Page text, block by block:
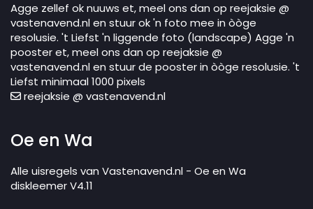
Agge zellef ok nuuws et, meel ons dan op reejaksie @
vastenavend.nl en stuur ok 'n foto mee in òòge
resolusie. 't Liefst 'n liggende foto (landscape) Agge 'n
pooster et, meel ons dan op reejaksie @
vastenavend.nl en stuur de pooster in òòge resolusie. 't
Liefst minimaal 1000 pixels
reejaksie @ vastenavend.nl
Oe en Wa
Alle uisregels van Vastenavend.nl - Oe en Wa
diskleemer V4.11